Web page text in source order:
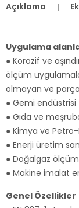
Açıklama
Uygulama
● Korozif ve
ölçüm
olmayan ve
● Gemi endüstrisi
● Gıda ve
● Kimya ve
● Enerji üretim
● Doğalgaz
● Makine imalat
Genel Özellikler